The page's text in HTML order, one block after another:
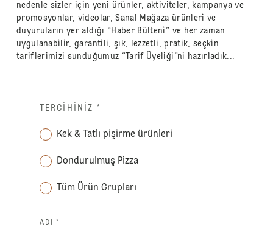
nedenle sizler için yeni ürünler, aktiviteler, kampanya ve
promosyonlar, videolar, Sanal Mağaza ürünleri ve
duyuruların yer aldığı “Haber Bülteni” ve her zaman
uygulanabilir, garantili, şık, lezzetli, pratik, seçkin
tariflerimizi sunduğumuz “Tarif Üyeliği”ni hazırladık...
TERCIHINIZ *
Kek & Tatlı pişirme ürünleri
Dondurulmuş Pizza
Tüm Ürün Grupları
ADI *